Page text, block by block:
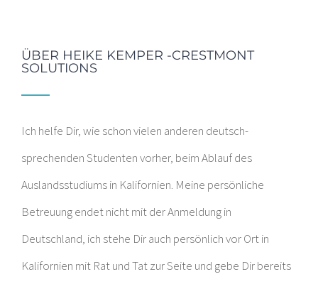
ÜBER HEIKE KEMPER -CRESTMONT
SOLUTIONS
Ich helfe Dir, wie schon vielen anderen deutsch-
sprechenden Studenten vorher, beim Ablauf des
Auslandsstudiums in Kalifornien. Meine persönliche
Betreuung endet nicht mit der Anmeldung in
Deutschland, ich stehe Dir auch persönlich vor Ort in
Kalifornien mit Rat und Tat zur Seite und gebe Dir bereits